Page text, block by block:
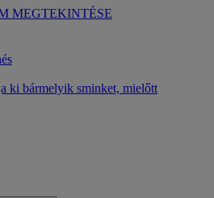
MEGTEKINTÉSE
ki bármelyik sminket, mielőtt